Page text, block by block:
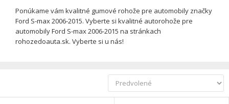
Ponúkame vám kvalitné gumové rohože pre automobily značky
Ford S-max 2006-2015. Vyberte si kvalitné autorohože pre
automobily Ford S-max 2006-2015 na stránkach
rohozedoauta.sk. Vyberte si u nás!